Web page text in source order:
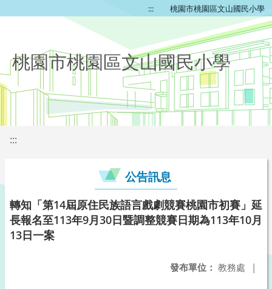
::: 桃園市桃園區文山國民小學
桃園市桃園區文山國民小學
:::
公告訊息
轉知「第14屆原住民族語言戲劇競賽桃園市初賽」延
長報名至113年9月30日暨調整競賽日期為113年10月
13日一案
發布單位： 教務處 |